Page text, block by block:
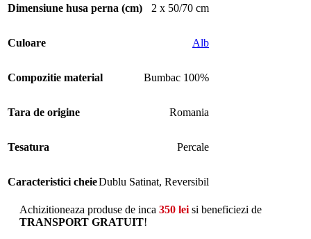
Dimensiune husa perna (cm) 2 x 50/70 cm
Culoare Alb
Compozitie material Bumbac 100%
Tara de origine Romania
Tesatura Percale
Caracteristici cheieDublu Satinat, Reversibil
Achizitioneaza produse de inca 350 lei si beneficiezi de
TRANSPORT GRATUIT!